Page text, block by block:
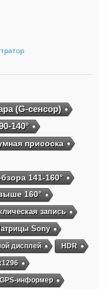
(G-сенсор)
140°
присоска
141-160°
160°
запись
Sony
дисплей HDR
GPS-информер